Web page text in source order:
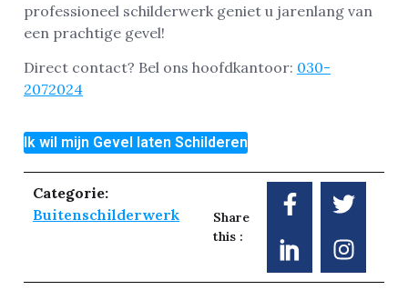
professioneel schilderwerk geniet u jarenlang van
een prachtige gevel!
Direct contact? Bel ons hoofdkantoor: 030-
2072024
Ik wil mijn Gevel laten Schilderen
Categorie:
Buitenschilderwerk
Share
this :